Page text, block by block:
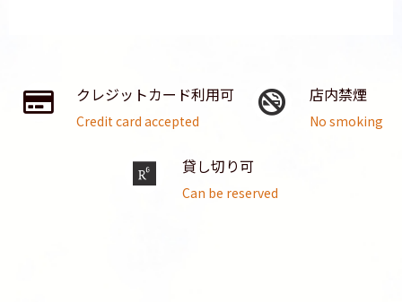
クレジットカード利用可
Credit card accepted
店内禁煙
No smoking
貸し切り可
Can be reserved